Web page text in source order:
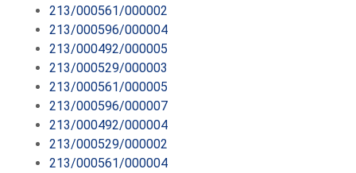
213/000561/000002
213/000596/000004
213/000492/000005
213/000529/000003
213/000561/000005
213/000596/000007
213/000492/000004
213/000529/000002
213/000561/000004